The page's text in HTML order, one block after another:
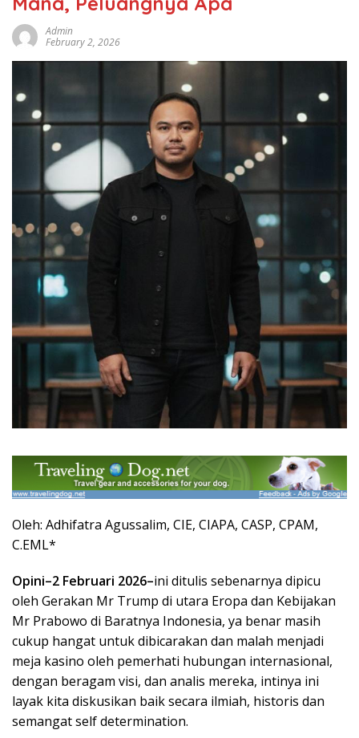
Admin
February 2, 2026
Oleh: Adhifatra Agussalim, CIE, CIAPA, CASP, CPAM,
C.EML*
Opini–2 Februari 2026–ini ditulis sebenarnya dipicu
oleh Gerakan Mr Trump di utara Eropa dan Kebijakan
Mr Prabowo di Baratnya Indonesia, ya benar masih
cukup hangat untuk dibicarakan dan malah menjadi
meja kasino oleh pemerhati hubungan internasional,
dengan beragam visi, dan analis mereka, intinya ini
layak kita diskusikan baik secara ilmiah, historis dan
semangat self determination.